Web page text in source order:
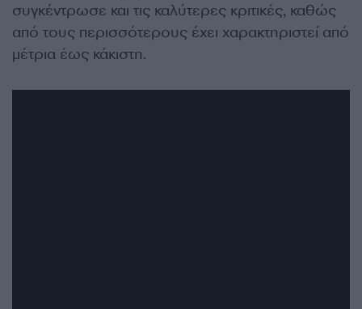
συγκέντρωσε και τις καλύτερες κριτικές, καθώς
από τους περισσότερους έχει χαρακτηριστεί από
μέτρια έως κάκιστη.